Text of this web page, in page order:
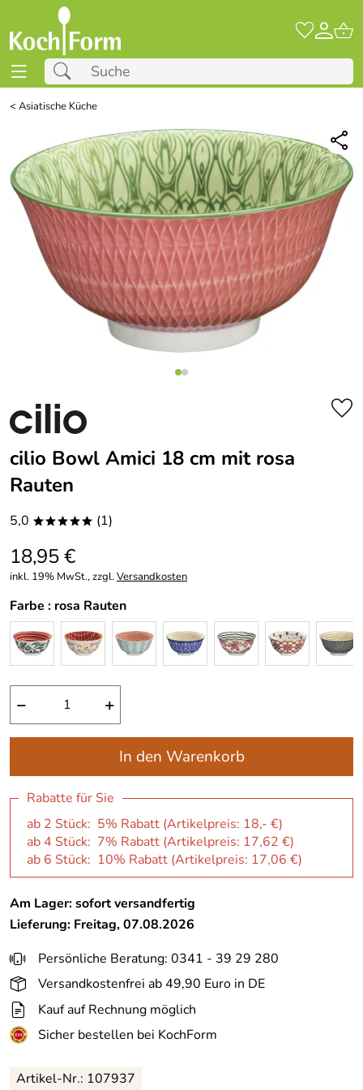
<Asiatische Küche
cilio Bowl Amici 18 cm mit rosa
Rauten
5,0 ***** (1)
18,95 €
inkl. 19% MwSt., zzgl.Versandkosten
Farbe : rosa Rauten
− +
In den Warenkorb
Rabatte für Sie
ab 2 Stück: 5% Rabatt (Artikelpreis: 18,- €)
ab 4 Stück: 7% Rabatt (Artikelpreis: 17,62 €)
ab 6 Stück: 10% Rabatt (Artikelpreis: 17,06 €)
Am Lager: sofort versandfertig
Lieferung: Freitag, 07.08.2026
Persönliche Beratung: 0341 - 39 29 280
Versandkostenfrei ab 49,90 Euro in DE
Kauf auf Rechnung möglich
Sicher bestellen bei KochForm
Artikel-Nr.: 107937